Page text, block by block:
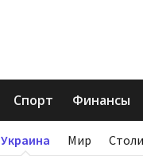
Спорт Финансы
Украина Мир